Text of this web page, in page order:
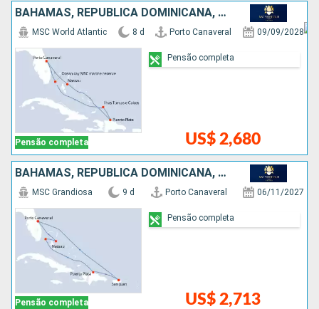
BAHAMAS, REPUBLICA DOMINICANA, ESTADOS UNIDOS
Pensão completa
MSC World Atlantic 8 d Porto Canaveral 09/09/2028
US$ 2,680
Pensão completa
BAHAMAS, REPUBLICA DOMINICANA, PORTO RICO, ESTADOS UNIDOS
Pensão completa
MSC Grandiosa 9 d Porto Canaveral 06/11/2027
US$ 2,713
Pensão completa